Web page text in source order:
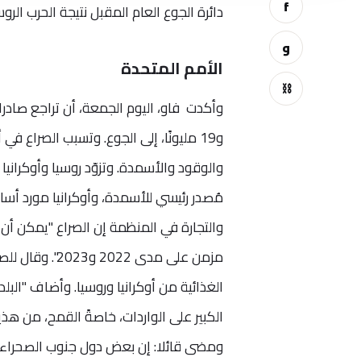
f
و
⛓
دائرة الجوع العام المقبل نتيجة الحرب
الأمم المتحدة
و19 مليونًا، إلى الجوع. وتسبب
والوقود والأسمدة. وتزوّد روسيا
مُصدر رئيسي للأسمدة، وأوكرانيا مورد
مزمن على
الغذائية من أوكرانيا وروسيا. وأضاف
الكبير على الواردات، خاصةً القمح، من
ومضى قائلا: إن بعض دول جنوب الصحراء